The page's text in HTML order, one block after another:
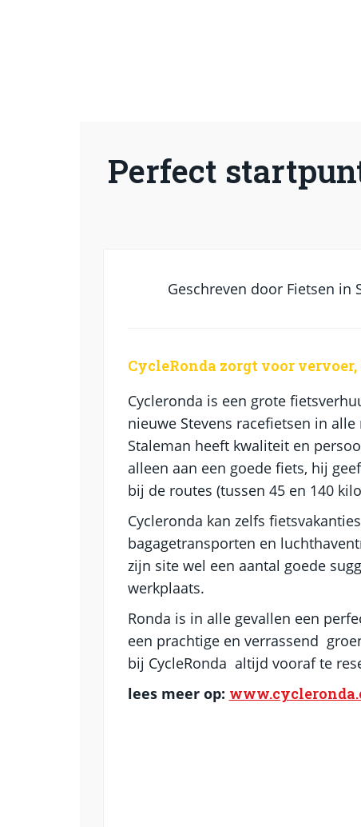
Perfect
Geschreven door Fietsen in
CycleRonda zorgt voor
Cycleronda is een grote
nieuwe Stevens racefietsen in
Staleman heeft kwaliteit en
alleen aan een goede fiets, hij
bij de routes (tussen 45 en 140
Cycleronda kan zelfs
bagagetransporten en
zijn site wel een aantal goede
werkplaats.
Ronda is in alle gevallen een
een prachtige en verrassend
bij CycleRonda altijd vooraf te
lees meer op: